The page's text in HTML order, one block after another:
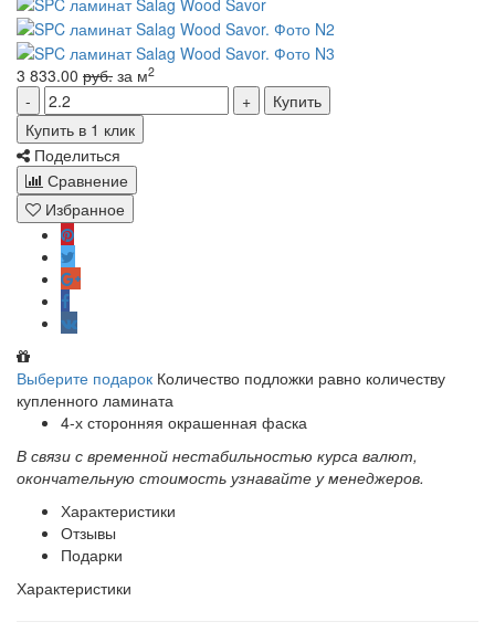
3 833.00 руб. за м2
Купить
Купить в 1 клик
Поделиться
Сравнение
Избранное
Выберите подарок Количество подложки равно количеству
купленного ламината
4-х сторонняя окрашенная фаска
В связи с временной нестабильностью курса валют,
окончательную стоимость узнавайте у менеджеров.
Характеристики
Отзывы
Подарки
Характеристики